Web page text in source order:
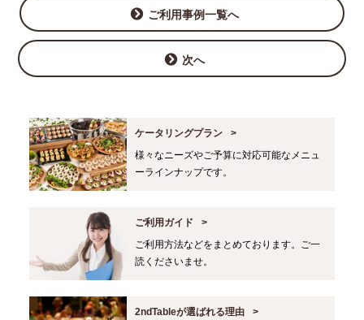
ご利用事例一覧へ
次へ
ケータリングプラン
様々なニーズやご予算に対応可能なメニュ
ーラインナップです。
ご利用ガイド
ご利用方法などをまとめております。ご一
読くださいませ。
2ndTableが選ばれる理由